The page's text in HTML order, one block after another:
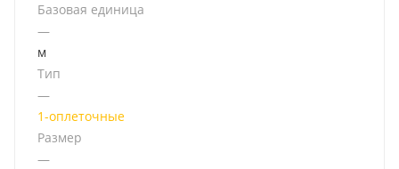
Базовая единица
—
м
Тип
—
1-оплеточные
Размер
—